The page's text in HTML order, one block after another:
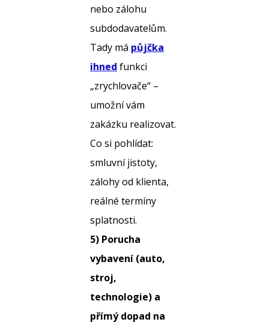
nebo zálohu
subdodavatelům.
Tady má půjčka
ihned funkci
„zrychlovače“ –
umožní vám
zakázku realizovat.
Co si pohlídat:
smluvní jistoty,
zálohy od klienta,
reálné termíny
splatnosti.
5) Porucha
vybavení (auto,
stroj,
technologie) a
přímý dopad na